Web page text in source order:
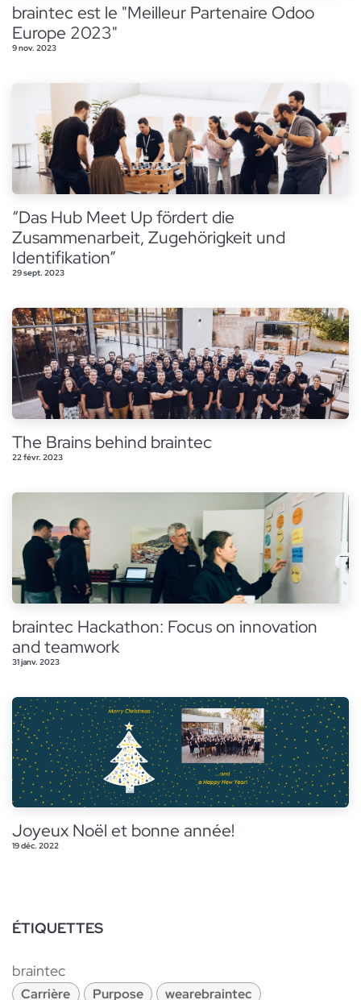
braintec est le "Meilleur Partenaire Odoo
Europe 2023"
9 nov. 2023
“Das Hub Meet Up fördert die
Zusammenarbeit, Zugehörigkeit und
Identifikation”
29 sept. 2023
The Brains behind braintec
22 févr. 2023
braintec Hackathon: Focus on innovation
and teamwork
31 janv. 2023
Joyeux Noël et bonne année!
19 déc. 2022
ÉTIQUETTES
braintec
Carrière Purpose wearebraintec